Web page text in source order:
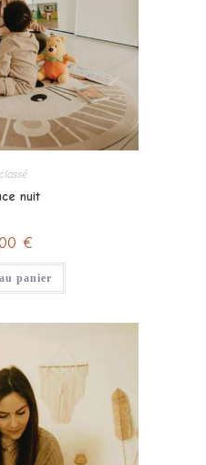
nuit
€
panier